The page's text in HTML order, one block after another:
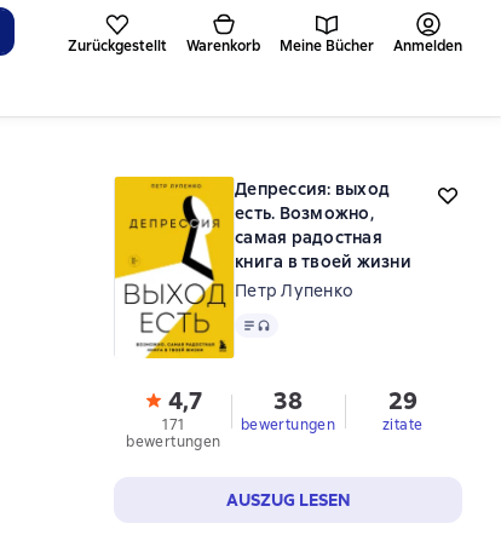
Zurückgestellt Warenkorb Meine Bücher Anmelden
Депрессия: выход
есть. Возможно,
самая радостная
книга в твоей жизни
Петр Лупенко
Text, Audioformat verfügbar
4,7
171
bewertungen
38
bewertungen
29
zitate
AUSZUG LESEN